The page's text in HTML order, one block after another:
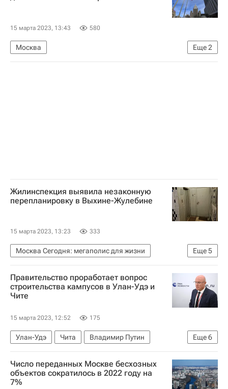
15 марта 2023, 13:43 580
Еще2
Москва
Министерство иностранных дел Российской Федерации (МИД РФ)
Жилинспекция выявила незаконную
перепланировку в Выхине-Жулебине
15 марта 2023, 13:23 333
Еще5
Москва Сегодня: мегаполис для жизни
Жилье
Москва
Мосжилинспекция
Городское хозяйство Москвы
Комплекс городского хозяйства Москвы
Правительство проработает вопрос
строительства кампусов в Улан-Удэ и
Чите
15 марта 2023, 12:52 175
Еще6
Улан-Удэ Чита
Владимир Путин
Дмитрий Чернышенко
Валерий Фальков
Россия
Национальный исследовательский ядерный университет "МИФИ"
Число переданных Москве бесхозных
объектов сократилось в 2022 году на
7%